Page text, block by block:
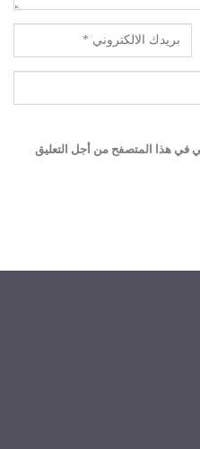
في هذا المتصفح من أجل التعليق